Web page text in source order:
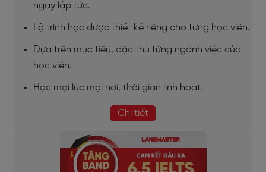
ngay lập tức.
Lộ trình học được thiết kế riêng cho từng học viên.
Dựa trên mục tiêu, đặc thù từng ngành việc của
học viên.
Học mọi lúc mọi nơi, thời gian linh hoạt.
Chi tiết